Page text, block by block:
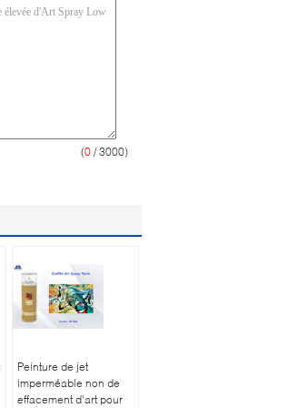
(0 / 3000)
Peinture de jet
imperméable non de
effacement d'art pour